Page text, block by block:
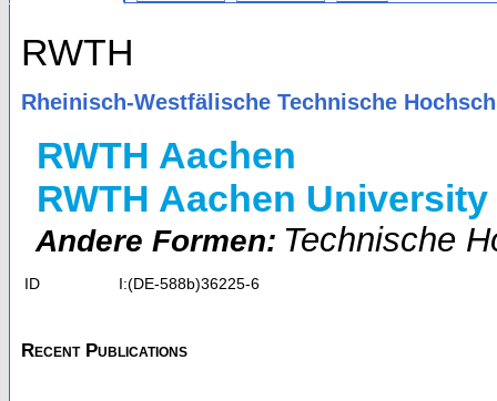
RWTH
Rheinisch-Westfälische Technische
RWTH Aachen
RWTH Aachen University
Andere Formen: Technische
ID I:(DE-588b)36225-6
Recent Publications